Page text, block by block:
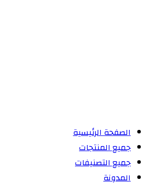
الصفحة الرئيسية
جميع المنتجات
جميع التصنيفات
المدونة